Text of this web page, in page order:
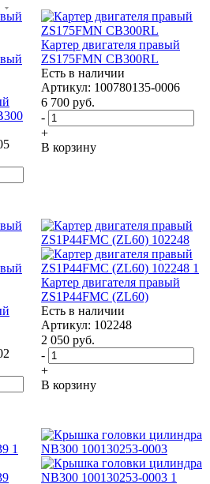
Картер двигателя правый
ZS175FMN CB300RL
Есть в наличии
Артикул: 100780135-0006
6 700 руб.
-
+
В корзину
Картер двигателя правый
ZS1P44FMC (ZL60)
Есть в наличии
Артикул: 102248
2 050 руб.
-
+
В корзину